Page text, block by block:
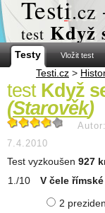
Testi.cz
test Když
Testy Vložit test
Testi.cz >
test Když
(Starověk)
Autor:
7.4.2010
Test vyzkoušen 927
V čele
2